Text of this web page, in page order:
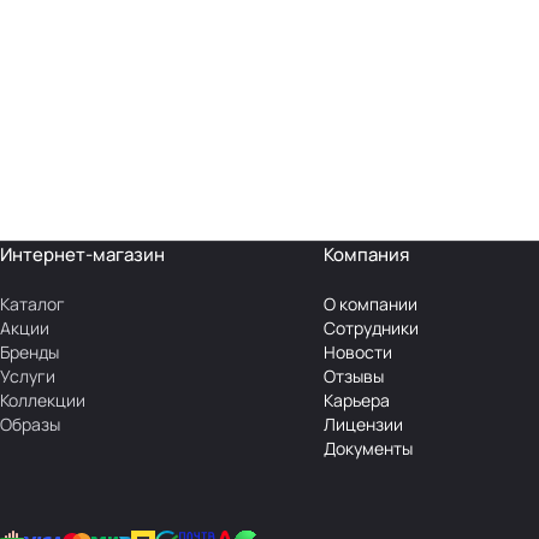
Интернет-магазин
Каталог
Акции
Бренды
Услуги
Коллекции
Образы
Компания
О компании
Сотрудники
Новости
Отзывы
Карьера
Лицензии
Документы